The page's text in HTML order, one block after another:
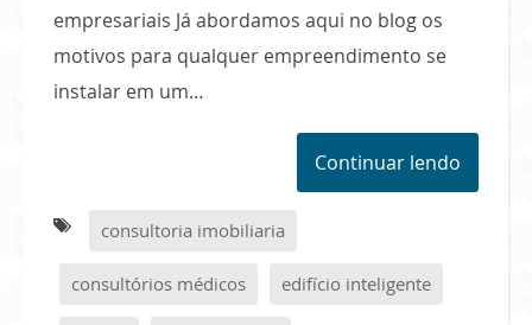
empresariais Já abordamos aqui no blog os
motivos para qualquer empreendimento se
instalar em um…
Continuar lendo
consultoria imobiliaria
consultórios médicos edifício inteligente